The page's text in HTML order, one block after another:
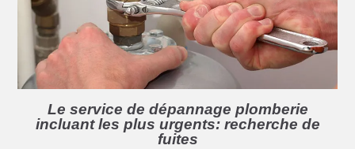
Le service de dépannage plomberie
incluant les plus urgents: recherche de
fuites